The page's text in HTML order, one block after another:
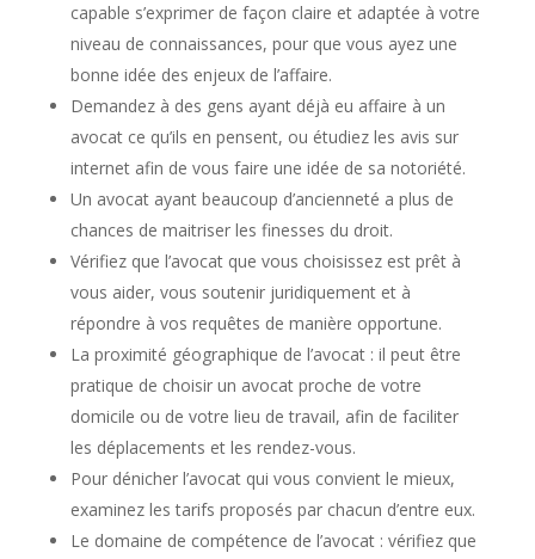
capable s’exprimer de façon claire et adaptée à votre
niveau de connaissances, pour que vous ayez une
bonne idée des enjeux de l’affaire.
Demandez à des gens ayant déjà eu affaire à un
avocat ce qu’ils en pensent, ou étudiez les avis sur
internet afin de vous faire une idée de sa notoriété.
Un avocat ayant beaucoup d’ancienneté a plus de
chances de maitriser les finesses du droit.
Vérifiez que l’avocat que vous choisissez est prêt à
vous aider, vous soutenir juridiquement et à
répondre à vos requêtes de manière opportune.
La proximité géographique de l’avocat : il peut être
pratique de choisir un avocat proche de votre
domicile ou de votre lieu de travail, afin de faciliter
les déplacements et les rendez-vous.
Pour dénicher l’avocat qui vous convient le mieux,
examinez les tarifs proposés par chacun d’entre eux.
Le domaine de compétence de l’avocat : vérifiez que